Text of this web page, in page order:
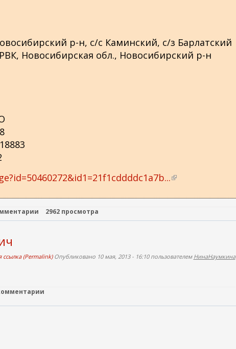
с
с
р-н, с/с Каминский, с/з Барлатский
Новосибирская обл., Новосибирский р-н
(
я
ы
2962 просмотра
ссылка (Permalink)Опубликовано 10 мая, 2013 - 16:10 пользователем НинаНаумкина